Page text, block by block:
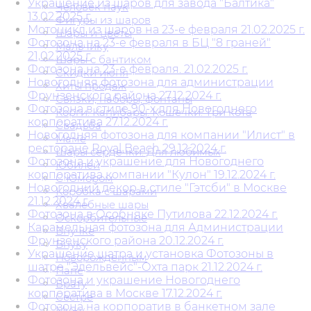
Человек паук
Фигуры из шаров
Шары и цветы
Мальчику
Шары с бантиком
Скидки июня
Хиты продаж
Связки, наборы, фонтаны
Корги. Капибары. Кошечки. Три кота
Свадьба
Маме
Шары сердечки. Для любимых
Юбилей
С Юмором
Коробка с шарами
Хвалебные шары
Оскорбительные
Внучке
Внуку
Новорожденным
Папе
Брату
Сестре
Украшение из шаров для завода "Балтика"
13.02.2025 г.
Мотоцикл из шаров на 23-е февраля 21.02.2025 г.
Фотозона на 23-е февраля в БЦ "8 граней"
21,02.2025 г.
Фотозона на 23-е февраля. 21.02.2025 г.
Новогодняя фотозона для администрации
Фрунзенского района 27.12.2024 г.
Фотозона в стиле 90-х для Новогоднего
корпоратива 27.12.2024 г.
Новогодняя фотозона для компании "Илист" в
ресторане Royal Beach 29.12.2024 г.
Фотозона и украшение для Новогоднего
корпоратива компании "Кулон" 19.12.2024 г.
Новогодний декор в стиле "Гэтсби" в Москве
21.12.2024 г.
Фотозона в Особняке Путилова 22.12.2024 г.
Карамельная фотозона для Администрации
Фрунзенского района 20.12.2024 г.
Украшение шатра и установка Фотозоны в
шатре "Эдельвейс"-Охта парк 21.12.2024 г.
Фотозона и украшение Новогоднего
корпоратива в Москве 17.12.2024 г.
Фотозона на корпоратив в банкетном зале